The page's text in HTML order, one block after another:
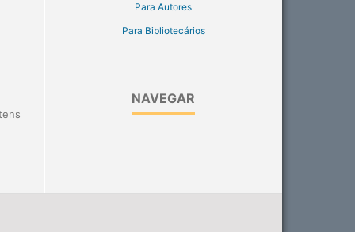
Para Autores
Para Bibliotecários
NAVEGAR